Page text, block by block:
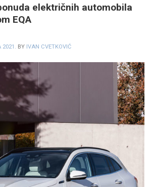
električnih automobila
EQA
2021. BY IVAN CVETKOVIĆ